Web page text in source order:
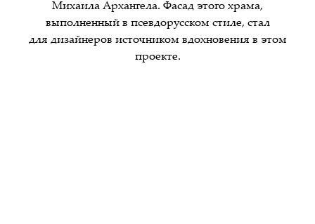
Михаила Архангела. Фасад этого храма,
выполненный в псевдорусском стиле, стал
для дизайнеров источником вдохновения в этом
проекте.